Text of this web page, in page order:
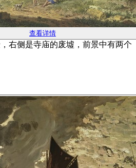
查看详情
右侧是寺庙的废墟，前景中有两个